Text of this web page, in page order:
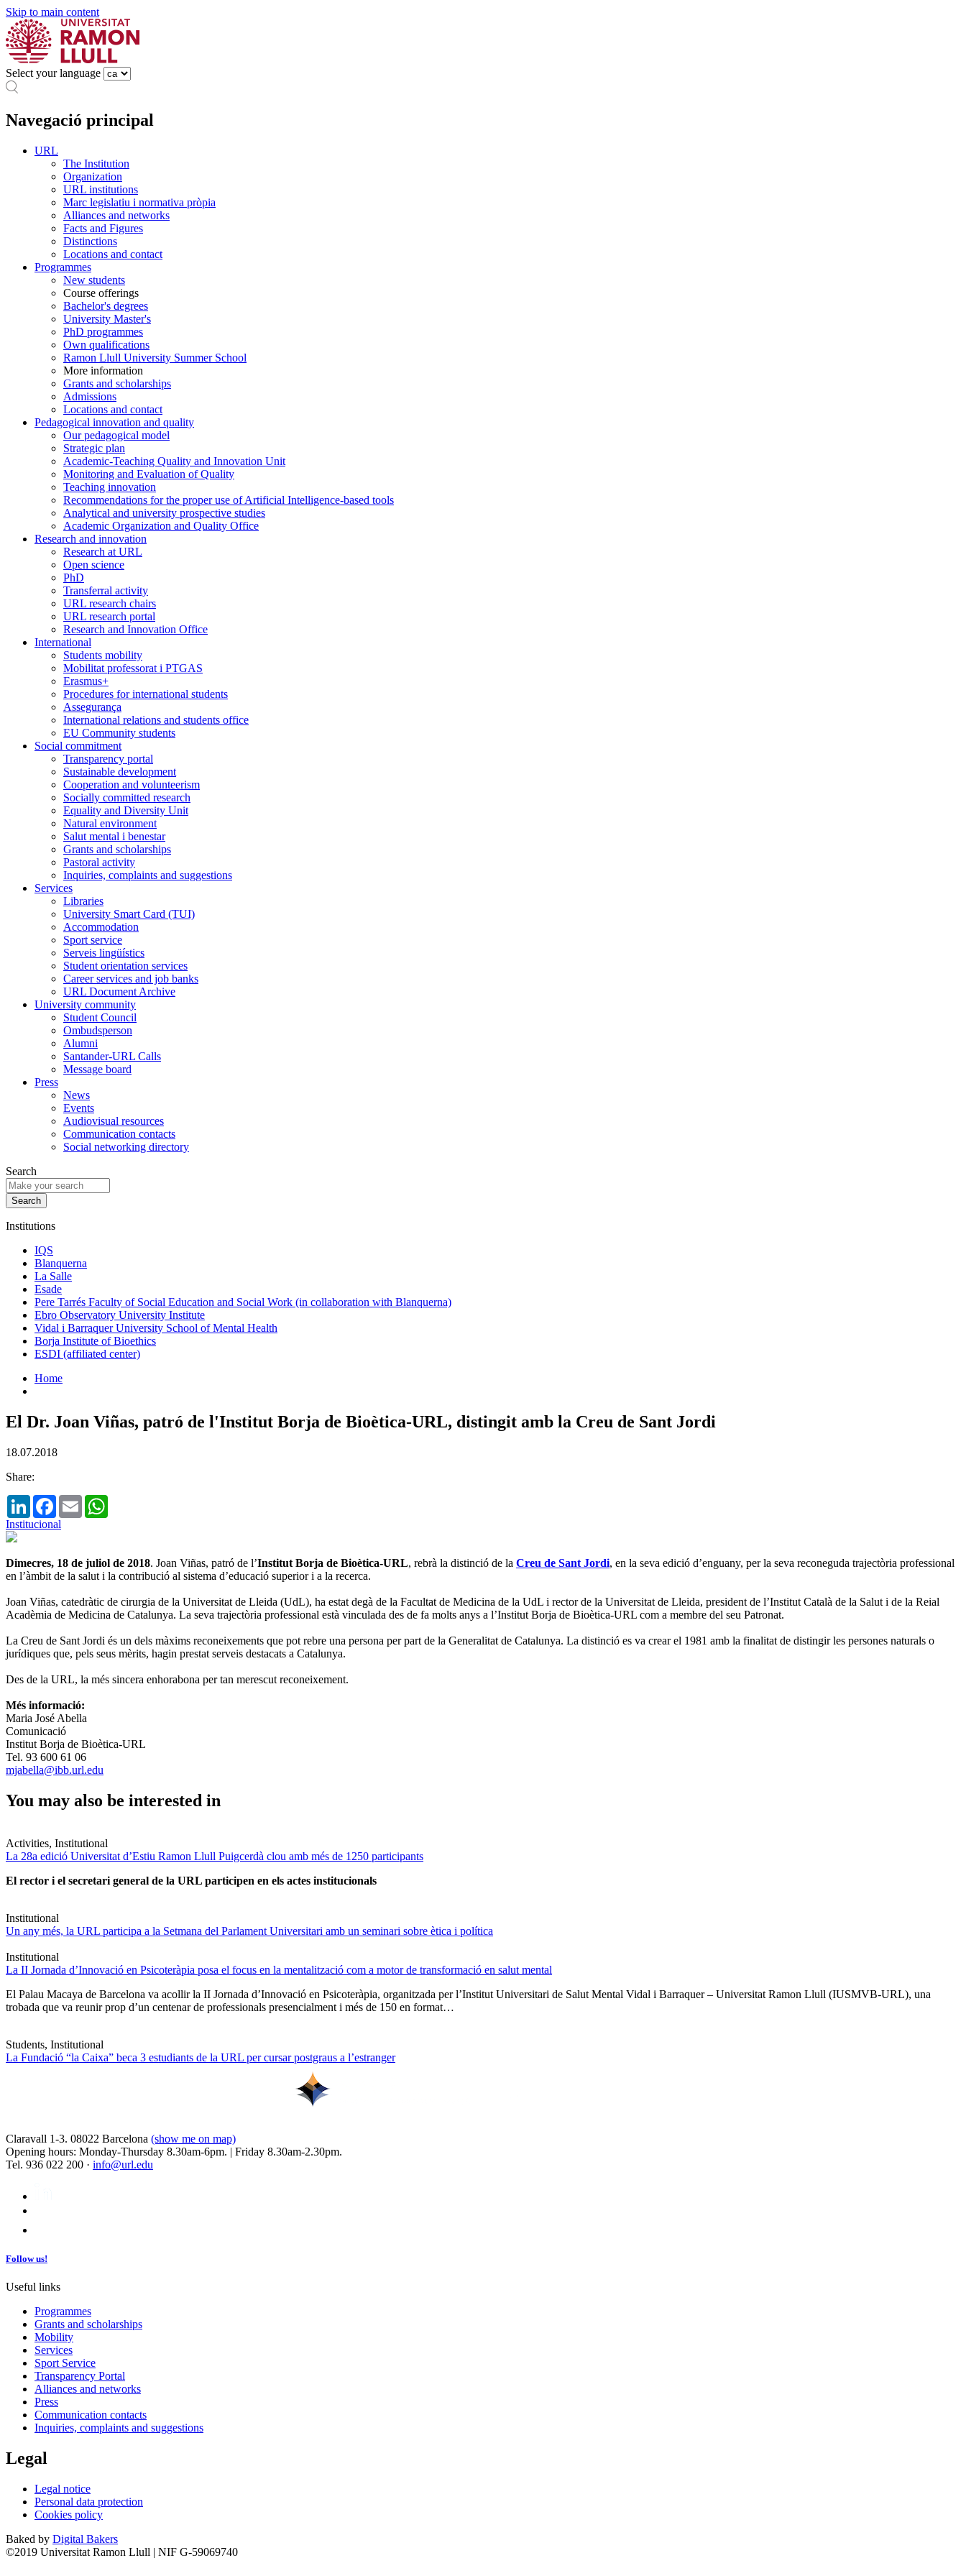
Skip to main content
Select your language
Navegació principal
URL
The Institution
Organization
URL institutions
Marc legislatiu i normativa pròpia
Alliances and networks
Facts and Figures
Distinctions
Locations and contact
Programmes
New students
Course offerings
Bachelor's degrees
University Master's
PhD programmes
Own qualifications
Ramon Llull University Summer School
More information
Grants and scholarships
Admissions
Locations and contact
Pedagogical innovation and quality
Our pedagogical model
Strategic plan
Academic-Teaching Quality and Innovation Unit
Monitoring and Evaluation of Quality
Teaching innovation
Recommendations for the proper use of Artificial Intelligence-based tools
Analytical and university prospective studies
Academic Organization and Quality Office
Research and innovation
Research at URL
Open science
PhD
Transferral activity
URL research chairs
URL research portal
Research and Innovation Office
International
Students mobility
Mobilitat professorat i PTGAS
Erasmus+
Procedures for international students
Assegurança
International relations and students office
EU Community students
Social commitment
Transparency portal
Sustainable development
Cooperation and volunteerism
Socially committed research
Equality and Diversity Unit
Natural environment
Salut mental i benestar
Grants and scholarships
Pastoral activity
Inquiries, complaints and suggestions
Services
Libraries
University Smart Card (TUI)
Accommodation
Sport service
Serveis lingüístics
Student orientation services
Career services and job banks
URL Document Archive
University community
Student Council
Ombudsperson
Alumni
Santander-URL Calls
Message board
Press
News
Events
Audiovisual resources
Communication contacts
Social networking directory
Search
Institutions
IQS
Blanquerna
La Salle
Esade
Pere Tarrés Faculty of Social Education and Social Work (in collaboration with Blanquerna)
Ebro Observatory University Institute
Vidal i Barraquer University School of Mental Health
Borja Institute of Bioethics
ESDI (affiliated center)
Home
El Dr. Joan Viñas, patró de l'Institut Borja de Bioètica-URL, distingit amb la Creu de Sant Jordi
18.07.2018
Share:
LinkedInFacebook
Email
Institucional
Dimecres, 18 de juliol de 2018. Joan Viñas, patró de l’Institut Borja de Bioètica-URL, rebrà la distinció de la Creu de Sant Jordi, en la seva edició d’enguany, per la seva reconeguda trajectòria professional
en l’àmbit de la salut i la contribució al sistema d’educació superior i a la recerca.
Joan Viñas, catedràtic de cirurgia de la Universitat de Lleida (UdL), ha estat degà de la Facultat de Medicina de la UdL i rector de la Universitat de Lleida, president de l’Institut Català de la Salut i de la Reial
Acadèmia de Medicina de Catalunya. La seva trajectòria professional està vinculada des de fa molts anys a l’Institut Borja de Bioètica-URL com a membre del seu Patronat.
La Creu de Sant Jordi és un dels màxims reconeixements que pot rebre una persona per part de la Generalitat de Catalunya. La distinció es va crear el 1981 amb la finalitat de distingir les persones naturals o
jurídiques que, pels seus mèrits, hagin prestat serveis destacats a Catalunya.
Des de la URL, la més sincera enhorabona per tan merescut reconeixement.
Més informació:
Maria José Abella
Comunicació
Institut Borja de Bioètica-URL
Tel. 93 600 61 06
mjabella@ibb.url.edu
You may also be interested in
Activities, Institutional
La 28a edició Universitat d’Estiu Ramon Llull Puigcerdà clou amb més de 1250 participants
El rector i el secretari general de la URL participen en els actes institucionals
Institutional
Un any més, la URL participa a la Setmana del Parlament Universitari amb un seminari sobre ètica i política
Institutional
La II Jornada d’Innovació en Psicoteràpia posa el focus en la mentalització com a motor de transformació en salut mental
El Palau Macaya de Barcelona va acollir la II Jornada d’Innovació en Psicoteràpia, organitzada per l’Institut Universitari de Salut Mental Vidal i Barraquer – Universitat Ramon Llull (IUSMVB-URL), una
trobada que va reunir prop d’un centenar de professionals presencialment i més de 150 en format…
Students, Institutional
La Fundació “la Caixa” beca 3 estudiants de la URL per cursar postgraus a l’estranger
Claravall 1-3. 08022 Barcelona (show me on map)
Opening hours: Monday-Thursday 8.30am-6pm. | Friday 8.30am-2.30pm.
Tel. 936 022 200 · info@url.edu
Follow us!
Useful links
Programmes
Grants and scholarships
Mobility
Services
Sport Service
Transparency Portal
Alliances and networks
Press
Communication contacts
Inquiries, complaints and suggestions
Legal
Legal notice
Personal data protection
Cookies policy
Baked by Digital Bakers
©2019 Universitat Ramon Llull | NIF G-59069740